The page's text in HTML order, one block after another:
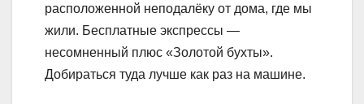
расположенной неподалёку от дома, где мы
жили. Бесплатные экспрессы —
несомненный плюс «Золотой бухты».
Добираться туда лучше как раз на машине.